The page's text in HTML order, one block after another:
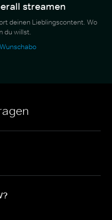
streamen
deinen Lieblingscontent. Wo
du willst.